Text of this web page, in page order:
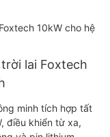
lai Foxtech